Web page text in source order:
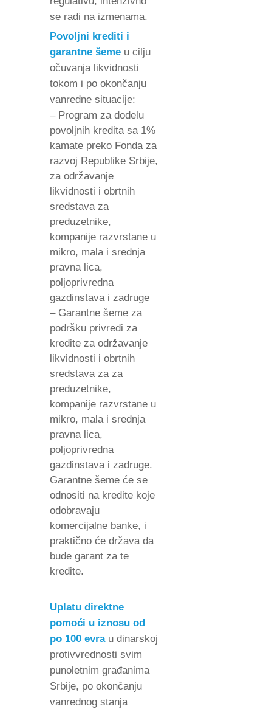
se radi na izmenama.
Povoljni krediti i
garantne šeme u cilju
očuvanja likvidnosti
tokom i po okončanju
vanredne situacije:
– Program za dodelu
povoljnih kredita sa 1%
kamate preko Fonda za
razvoj Republike Srbije,
za održavanje
likvidnosti i obrtnih
sredstava za
preduzetnike,
kompanije razvrstane u
mikro, mala i srednja
pravna lica,
poljoprivredna
gazdinstava i zadruge
– Garantne šeme za
podršku privredi za
kredite za održavanje
likvidnosti i obrtnih
sredstava za za
preduzetnike,
kompanije razvrstane u
mikro, mala i srednja
pravna lica,
poljoprivredna
gazdinstava i zadruge.
Garantne šeme će se
odnositi na kredite koje
odobravaju
komercijalne banke, i
praktično će država da
bude garant za te
kredite.
Uplatu direktne
pomoći u iznosu od
po 100 evrau dinarskoj
protivvrednosti svim
punoletnim građanima
Srbije, po okončanju
vanrednog stanja